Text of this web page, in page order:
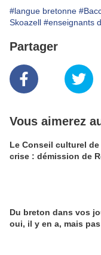
#langue bretonne
Skoazell #enseignants
Partager
Vous aimerez
Le Conseil culturel de
crise : démission de
Du breton dans vos
oui, il y en a, mais